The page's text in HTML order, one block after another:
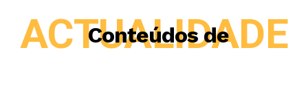
Conteúdos de
ACTUALIDADE